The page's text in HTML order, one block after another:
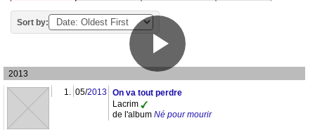
Sort by:
2013
1. 05/2013
On va tout perdre
Lacrim
de l'album Né pour mourir